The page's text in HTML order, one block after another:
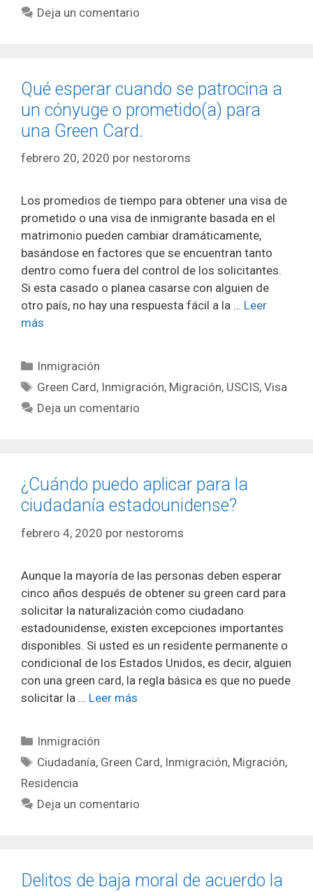
Deja un comentario
Qué esperar cuando se patrocina a
un cónyuge o prometido(a) para
una Green Card.
febrero 20, 2020 por nestoroms
Los promedios de tiempo para obtener una visa de
prometido o una visa de inmigrante basada en el
matrimonio pueden cambiar dramáticamente,
basándose en factores que se encuentran tanto
dentro como fuera del control de los solicitantes.
Si esta casado o planea casarse con alguien de
otro país, no hay una respuesta fácil a la … Leer
más
Categorías
Inmigración
Etiquetas
Green Card, Inmigración, Migración, USCIS,Visa
Deja un comentario
¿Cuándo puedo aplicar para la
ciudadanía estadounidense?
febrero 4, 2020 por nestoroms
Aunque la mayoría de las personas deben esperar
cinco años después de obtener su green card para
solicitar la naturalización como ciudadano
estadounidense, existen excepciones importantes
disponibles. Si usted es un residente permanente o
condicional de los Estados Unidos, es decir, alguien
con una green card, la regla básica es que no puede
solicitar la … Leer más
Categorías
Inmigración
Etiquetas
Ciudadanía, Green Card, Inmigración, Migración,
Residencia
Deja un comentario
Delitos de baja moral de acuerdo la